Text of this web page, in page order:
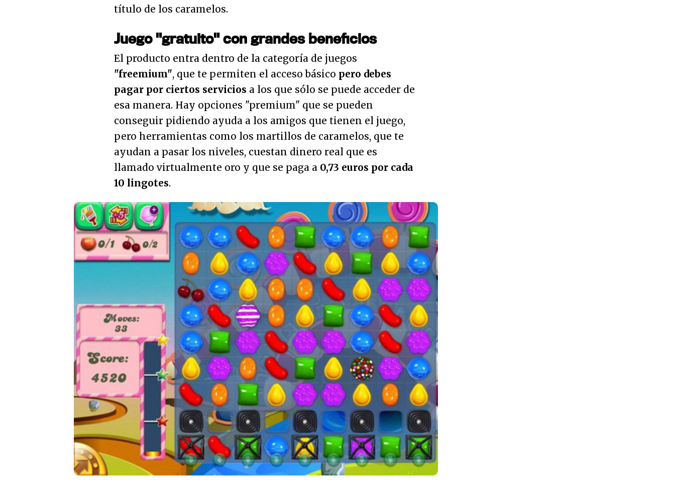
título de los caramelos.
Juego "gratuito" con grandes beneficios
El producto entra dentro de la categoría de juegos
"freemium", que te permiten el acceso básico pero debes
pagar por ciertos servicios a los que sólo se puede acceder de
esa manera. Hay opciones "premium" que se pueden
conseguir pidiendo ayuda a los amigos que tienen el juego,
pero herramientas como los martillos de caramelos, que te
ayudan a pasar los niveles, cuestan dinero real que es
llamado virtualmente oro y que se paga a 0,73 euros por cada
10 lingotes.